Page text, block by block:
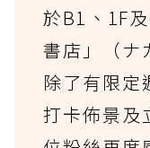
於B1、1F
書店」（ナ
除了有限定
打卡佈景及